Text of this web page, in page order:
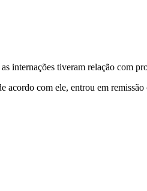
internações tiveram relação com
com ele, entrou em